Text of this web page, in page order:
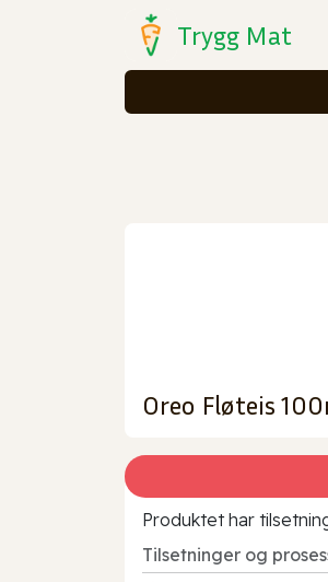
Trygg Mat
Oreo Fløteis
Produktet har
Tilsetninger og